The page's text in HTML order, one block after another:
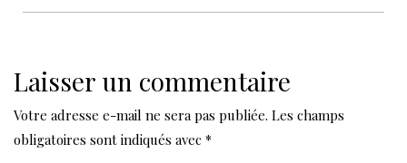
Laisser un commentaire
Votre adresse e-mail ne sera pas publiée. Les champs
obligatoires sont indiqués avec *